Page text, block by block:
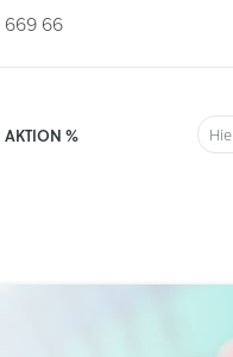
669 66
AKTION %